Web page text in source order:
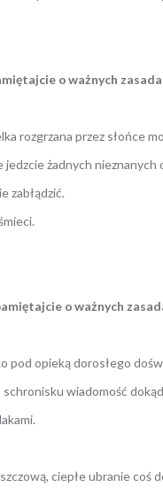
oważnych
rozgrzana przez słońce
żadnych
zabłądzić.
oważnych
pod opieką dorosłego
wiadomość
ciepłe ubranie coś